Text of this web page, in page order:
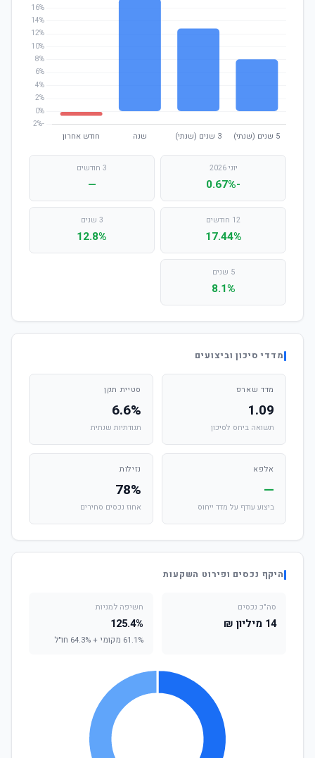
יוני 2026
-0.67%
3 חודשים
—
12 חודשים
17.44%
3 שנים
12.8%
5 שנים
8.1%
מדדי סיכון וביצועים
מדד שארפ
1.09
תשואה ביחס לסיכון
סטיית תקן
6.6%
תנודתיות שנתית
אלפא
—
ביצוע עודף על מדד ייחוס
נזילות
78%
אחוז נכסים סחירים
היקף נכסים ופירוט השקעות
סה"כ נכסים
14 מיליון ₪
חשיפה למניות
125.4%
61.1% מקומי + 64.3% חו"ל